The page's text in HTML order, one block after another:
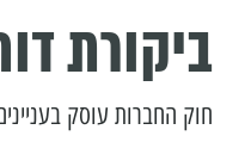
ביקורת
חוק החברות עוסק